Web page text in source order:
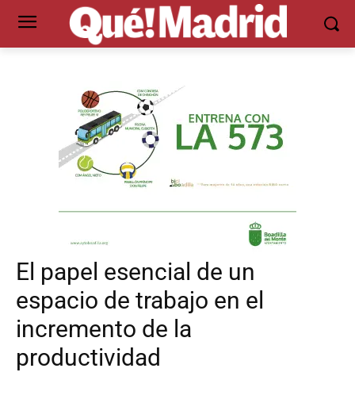
El papel esencial de un
espacio de trabajo en el
incremento de la
productividad